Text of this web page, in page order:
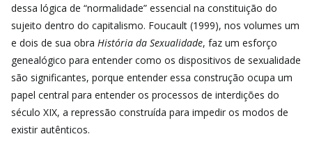
dessa lógica de “normalidade” essencial na constituição do
sujeito dentro do capitalismo. Foucault (1999), nos volumes um
e dois de sua obra História da Sexualidade, faz um esforço
genealógico para entender como os dispositivos de sexualidade
são significantes, porque entender essa construção ocupa um
papel central para entender os processos de interdições do
século XIX, a repressão construída para impedir os modos de
existir autênticos.